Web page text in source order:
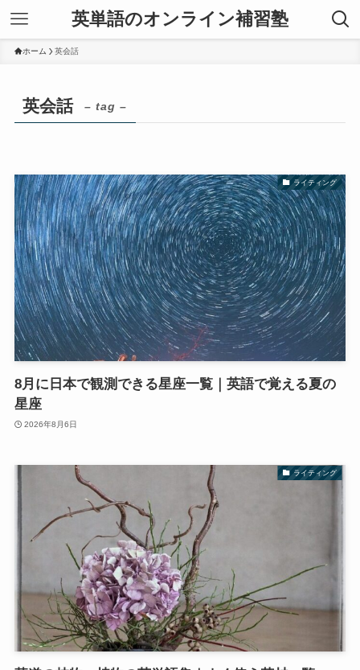
英単語のオンライン補習塾
ホーム 英会話
英会話 – tag –
ライティング
8月に日本で観測できる星座一覧｜英語で覚える夏の
星座
2026年8月6日
ライティング